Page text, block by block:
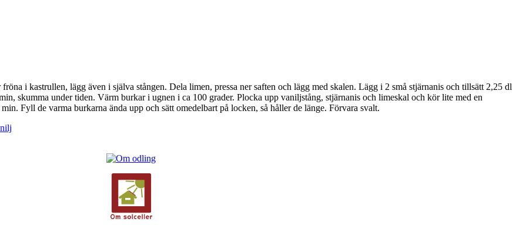
i kastrullen, lägg även i själva stången. Dela limen, pressa ner saften och lägg med skalen. Lägg i 2 små stjärnanis och tillsätt 2,25 dl
skumma under tiden. Värm burkar i ugnen i ca 100 grader. Plocka upp vaniljstång, stjärnanis och limeskal och kör lite med en
Fyll de varma burkarna ända upp och sätt omedelbart på locken, så håller de länge. Förvara svalt.